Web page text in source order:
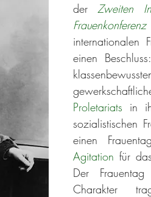
der Zweiten
Frauenkonferenz
internationalen
einen
Proletariats in
sozialistischen
Agitation für das
Der
Charakter